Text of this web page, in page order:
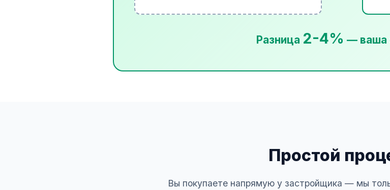
Разница 2-4% — ваша
Простой
Вы покупаете напрямую у застройщика — мы